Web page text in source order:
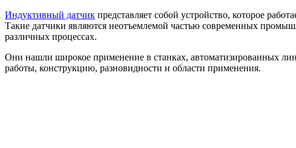
Индуктивный датчик представляет собой устройство, которое
Такие датчики являются неотъемлемой частью современных
различных процессах.
Они нашли широкое применение в станках, автоматизированных
работы, конструкцию, разновидности и области применения.